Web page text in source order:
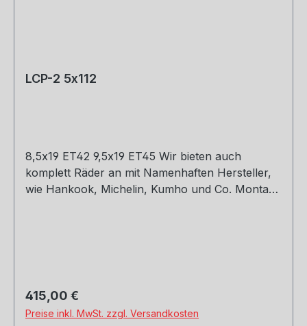
LCP-2 5x112
8,5x19 ET42 9,5x19 ET45 Wir bieten auch
komplett Räder an mit Namenhaften Hersteller,
wie Hankook, Michelin, Kumho und Co. Montage
Regulärer Preis:
415,00 €
Preise inkl. MwSt. zzgl. Versandkosten